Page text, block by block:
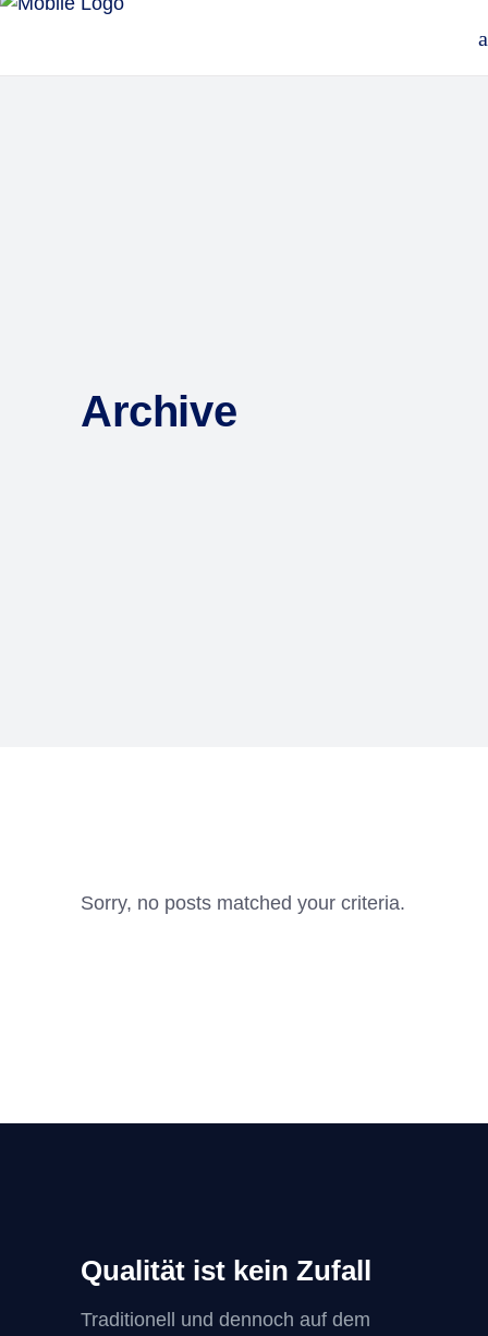
Archive
Sorry, no posts matched your criteria.
Qualität ist kein Zufall
Traditionell und dennoch auf dem